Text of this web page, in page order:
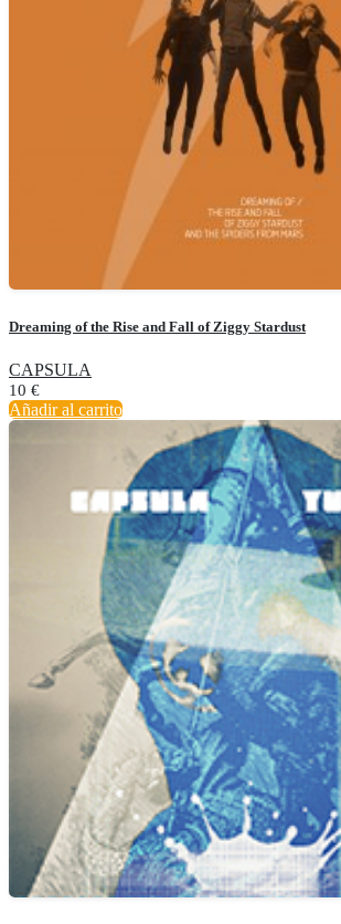
Dreaming of the Rise and Fall of Ziggy Stardust
CAPSULA
10 €
Añadir al carrito